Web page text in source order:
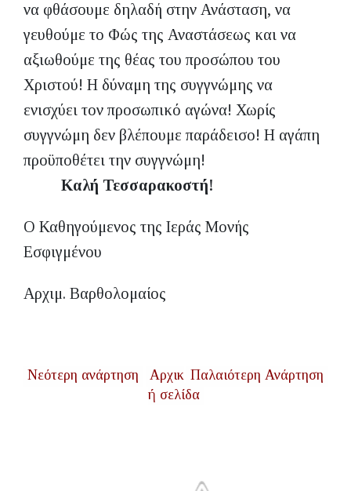
να φθάσουμε δηλαδή στην Ανάσταση, να
γευθούμε το Φώς της Αναστάσεως και να
αξιωθούμε της θέας του προσώπου του
Χριστού! Η δύναμη της συγγνώμης να
ενισχύει τον προσωπικό αγώνα! Χωρίς
συγγνώμη δεν βλέπουμε παράδεισο! Η αγάπη
προϋποθέτει την συγγνώμη!
Καλή Τεσσαρακοστή!
Ο Καθηγούμενος της Ιεράς Μονής
Εσφιγμένου
Αρχιμ. Βαρθολομαίος
Νεότερη ανάρτηση Παλαιότερη Ανάρτηση
Αρχικ
ή σελίδα